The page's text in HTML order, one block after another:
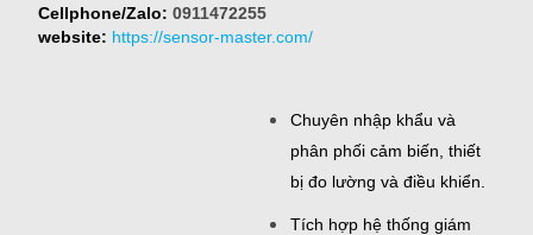
Cellphone/Zalo: 0911472255
website: https://sensor-master.com/
Chuyên nhập khẩu và
phân phối cảm biến, thiết
bị đo lường và điều khiển.
Tích hợp hệ thống giám